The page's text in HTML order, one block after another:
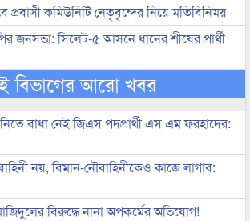
প্রবাসী কমিউনিটি নেতৃবৃন্দের নিয়ে মতিবিনিময়
জনসভা: সিলেট-৫ আসনে ধানের শীষের প্রার্থী
বিভাগের আরো খবর
বাধা নেই জিএস পদপ্রার্থী এস এম ফরহাদের:
নয়, বিমান-নৌবাহিনীকেও কাজে লাগাব:
বিরুদ্ধে নানা অপকর্মের অভিযোগ!